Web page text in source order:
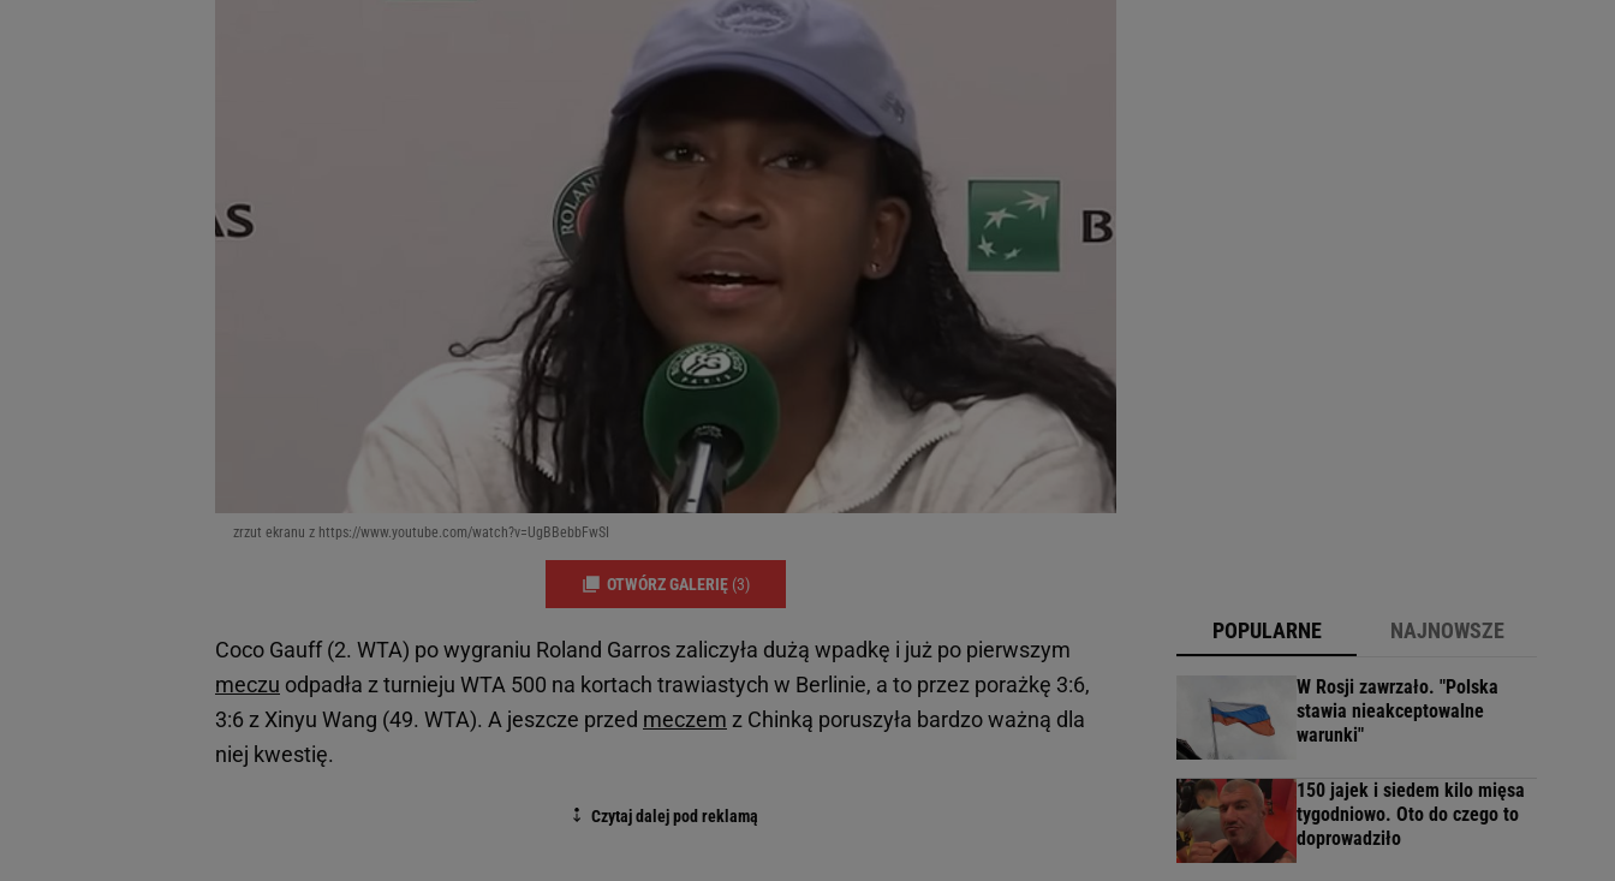
zrzut ekranu z https://www.youtube.com/watch?v=UgBBebbFwSI
OTWÓRZ GALERIĘ (3)
Coco Gauff (2. WTA) po wygraniu Roland Garros zaliczyła dużą wpadkę i już po pierwszym
meczu odpadła z turnieju WTA 500 na kortach trawiastych w Berlinie, a to przez porażkę 3:6,
3:6 z Xinyu Wang (49. WTA). A jeszcze przed meczem z Chinką poruszyła bardzo ważną dla
niej kwestię.
POPULARNE NAJNOWSZE
W Rosji zawrzało. "Polska
stawia nieakceptowalne
warunki"
150 jajek i siedem kilo mięsa
tygodniowo. Oto do czego to
doprowadziło